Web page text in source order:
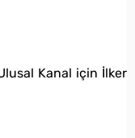
Kanal için İlker